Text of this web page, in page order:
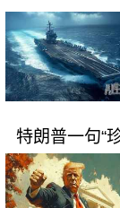
特朗普一句“